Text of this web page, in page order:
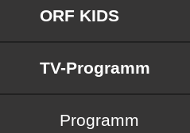
ORF KIDS
TV-Programm
Programm